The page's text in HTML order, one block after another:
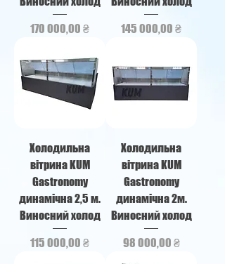
Ціна
170 000,00 ₴
Ціна
145 000,00 ₴
Холодильна
вітрина KUM
Gastronomy
динамічна 2,5 м.
Виносний холод
Ціна
115 000,00 ₴
Холодильна
вітрина KUM
Gastronomy
динамічна 2м.
Виносний холод
Ціна
98 000,00 ₴